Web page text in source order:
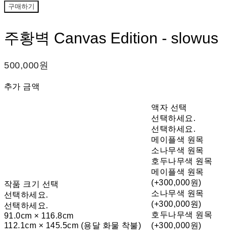
구매하기
주황벽 Canvas Edition - slowus
500,000원
추가 금액
작품 크기 선택
선택하세요.
선택하세요.
91.0cm × 116.8cm
112.1cm × 145.5cm (용달 화물 착불)
액자 선택
선택하세요.
선택하세요.
메이플색 원목
소나무색 원목
호두나무색 원목
메이플색 원목
(+300,000원)
소나무색 원목
(+300,000원)
호두나무색 원목
(+300,000원)